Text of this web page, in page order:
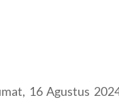
16 Agustus